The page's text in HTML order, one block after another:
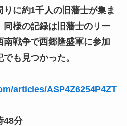
に約1千人の旧藩士が集ま
同様の記録は旧藩士のリー
南戦争で西郷隆盛軍に参加
も見つかった。
articles/ASP4Z6254P4ZT
48分